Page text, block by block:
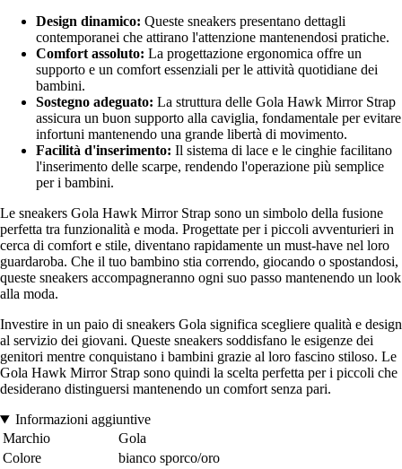
Design dinamico: Queste sneakers presentano dettagli
contemporanei che attirano l'attenzione mantenendosi pratiche.
Comfort assoluto: La progettazione ergonomica offre un
supporto e un comfort essenziali per le attività quotidiane dei
bambini.
Sostegno adeguato: La struttura delle Gola Hawk Mirror Strap
assicura un buon supporto alla caviglia, fondamentale per evitare
infortuni mantenendo una grande libertà di movimento.
Facilità d'inserimento: Il sistema di lace e le cinghie facilitano
l'inserimento delle scarpe, rendendo l'operazione più semplice
per i bambini.
Le sneakers Gola Hawk Mirror Strap sono un simbolo della fusione
perfetta tra funzionalità e moda. Progettate per i piccoli avventurieri in
cerca di comfort e stile, diventano rapidamente un must-have nel loro
guardaroba. Che il tuo bambino stia correndo, giocando o spostandosi,
queste sneakers accompagneranno ogni suo passo mantenendo un look
alla moda.
Investire in un paio di sneakers Gola significa scegliere qualità e design
al servizio dei giovani. Queste sneakers soddisfano le esigenze dei
genitori mentre conquistano i bambini grazie al loro fascino stiloso. Le
Gola Hawk Mirror Strap sono quindi la scelta perfetta per i piccoli che
desiderano distinguersi mantenendo un comfort senza pari.
Informazioni aggiuntive
Marchio
Gola
Colore
bianco sporco/oro